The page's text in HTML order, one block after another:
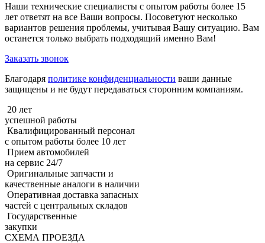
Наши технические специалисты с опытом работы более 15
лет ответят на все Ваши вопросы. Посоветуют несколько
вариантов решения проблемы, учитывая Вашу ситуацию. Вам
останется только выбрать подходящий именно Вам!
Заказать звонок
Благодаря политике конфиденциальности ваши данные
защищены и не будут передаваться сторонним компаниям.
20 лет
успешной работы
Квалифицированный персонал
с опытом работы более 10 лет
Прием автомобилей
на сервис 24/7
Оригинальные запчасти и
качественные аналоги в наличии
Оперативная доставка запасных
частей с центральных складов
Государственные
закупки
СХЕМА ПРОЕЗДА